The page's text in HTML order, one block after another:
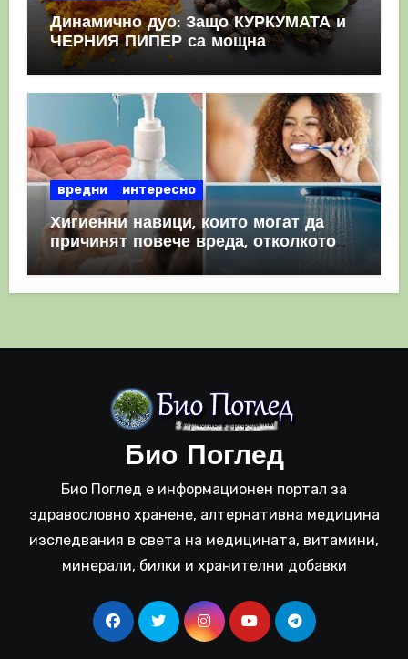
Динамично дуо: Защо КУРКУМАТА и
ЧЕРНИЯ ПИПЕР са мощна
комбинация
вредни интересно
Хигиенни навици, които могат да
причинят повече вреда, отколкото
полза
Био Поглед
Био Поглед е информационен портал за
здравословно хранене, алтернативна медицина
изследвания в света на медицината, витамини,
минерали, билки и хранителни добавки